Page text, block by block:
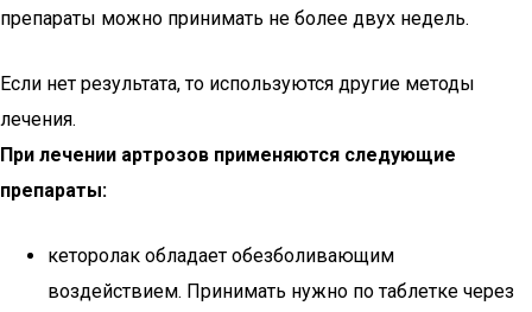
препараты можно принимать не более двух недель.
Если нет результата, то используются другие методы
лечения.
При лечении артрозов применяются следующие
препараты:
кеторолак обладает обезболивающим
воздействием. Принимать нужно по таблетке через